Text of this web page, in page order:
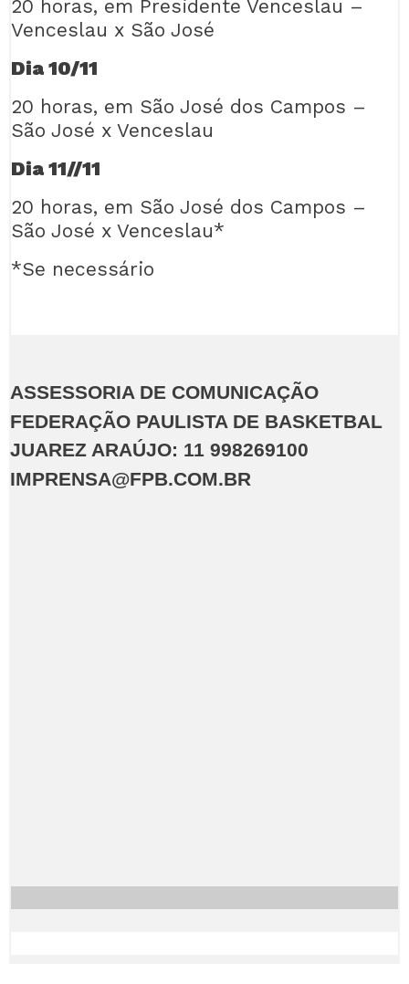
20 horas, em Presidente Venceslau –
Venceslau x São José
Dia 10/11
20 horas, em São José dos Campos –
São José x Venceslau
Dia 11//11
20 horas, em São José dos Campos –
São José x Venceslau*
*Se necessário
ASSESSORIA DE COMUNICAÇÃO
FEDERAÇÃO PAULISTA DE BASKETBAL
JUAREZ ARAÚJO: 11 998269100
IMPRENSA@FPB.COM.BR